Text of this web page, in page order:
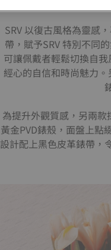
SRV 以復古風格為靈感
帶，賦予SRV 特別不同
可讓佩戴者輕鬆切換自
經心的自信和時尚魅力
為提升外觀質感，另兩
黃金PVD錶殼，面盤上點
設計配上黑色皮革錶帶，